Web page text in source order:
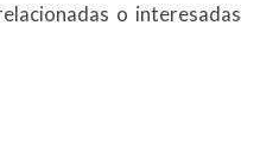
o interesadas